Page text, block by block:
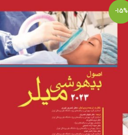
-15%